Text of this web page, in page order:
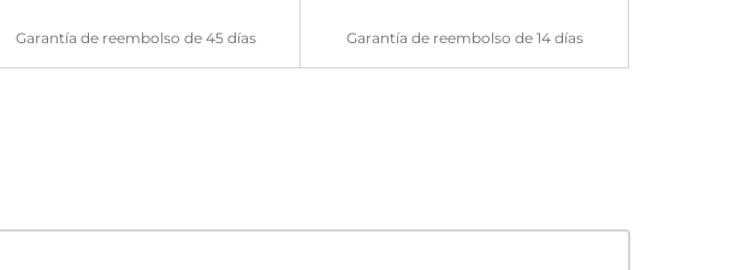
Garantía de reembolso de 45 días Garantía de reembolso de 14 días